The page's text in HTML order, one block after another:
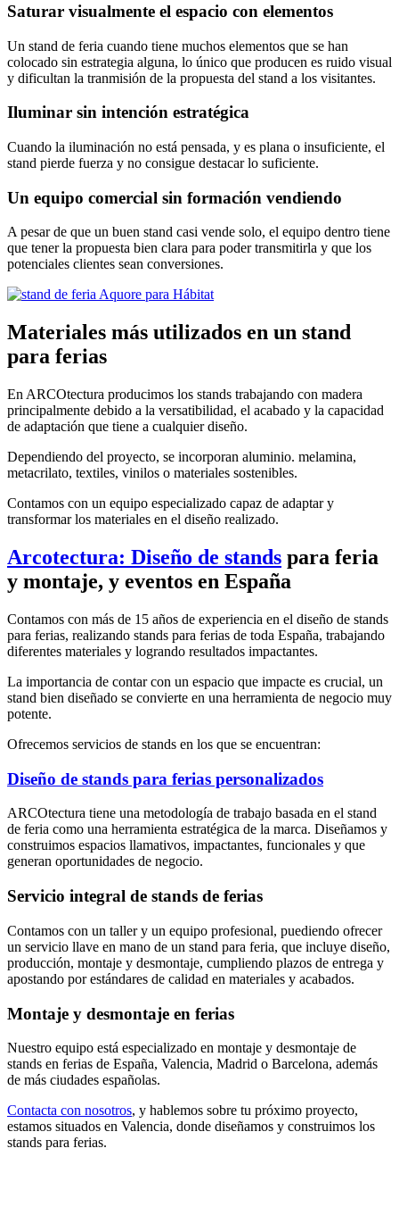
Saturar visualmente el espacio con elementos
Un stand de feria cuando tiene muchos elementos que se han
colocado sin estrategia alguna, lo único que producen es ruido visual
y dificultan la tranmisión de la propuesta del stand a los visitantes.
Iluminar sin intención estratégica
Cuando la iluminación no está pensada, y es plana o insuficiente, el
stand pierde fuerza y no consigue destacar lo suficiente.
Un equipo comercial sin formación vendiendo
A pesar de que un buen stand casi vende solo, el equipo dentro tiene
que tener la propuesta bien clara para poder transmitirla y que los
potenciales clientes sean conversiones.
Materiales más utilizados en un stand
para ferias
En ARCOtectura producimos los stands trabajando con madera
principalmente debido a la versatibilidad, el acabado y la capacidad
de adaptación que tiene a cualquier diseño.
Dependiendo del proyecto, se incorporan aluminio. melamina,
metacrilato, textiles, vinilos o materiales sostenibles.
Contamos con un equipo especializado capaz de adaptar y
transformar los materiales en el diseño realizado.
Arcotectura: Diseño de stands para feria
y montaje, y eventos en España
Contamos con más de 15 años de experiencia en el diseño de stands
para ferias, realizando stands para ferias de toda España, trabajando
diferentes materiales y logrando resultados impactantes.
La importancia de contar con un espacio que impacte es crucial, un
stand bien diseñado se convierte en una herramienta de negocio muy
potente.
Ofrecemos servicios de stands en los que se encuentran:
Diseño de stands para ferias personalizados
ARCOtectura tiene una metodología de trabajo basada en el stand
de feria como una herramienta estratégica de la marca. Diseñamos y
construimos espacios llamativos, impactantes, funcionales y que
generan oportunidades de negocio.
Servicio integral de stands de ferias
Contamos con un taller y un equipo profesional, puediendo ofrecer
un servicio llave en mano de un stand para feria, que incluye diseño,
producción, montaje y desmontaje, cumpliendo plazos de entrega y
apostando por estándares de calidad en materiales y acabados.
Montaje y desmontaje en ferias
Nuestro equipo está especializado en montaje y desmontaje de
stands en ferias de España, Valencia, Madrid o Barcelona, además
de más ciudades españolas.
Contacta con nosotros, y hablemos sobre tu próximo proyecto,
estamos situados en Valencia, donde diseñamos y construimos los
stands para ferias.